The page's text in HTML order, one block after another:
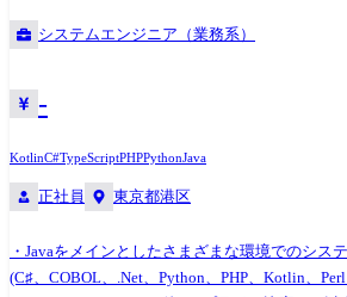
システムエンジニア（業務系）
-
KotlinC#TypeScriptPHPPythonJava
正社員 東京都港区
・Javaをメインとしたさまざまな環境でのシス
(C♯、COBOL、.Net、Python、PHP、Kotlin、Perl